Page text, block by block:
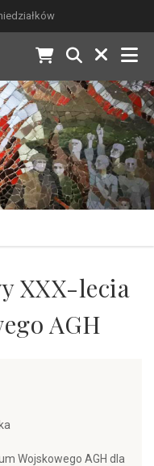
XXX-lecia
AGH
Wojskowego AGH dla